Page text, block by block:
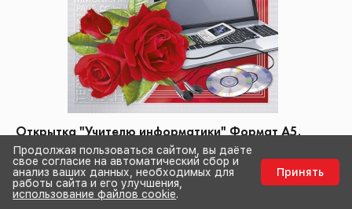
Открытка "Учителю информатики" Формат А5.
Отделка. Текст
50 рублей /1 шт
Тип цены: Розница
Продолжая пользоваться сайтом, вы даёте
свое согласие на автоматический сбор и
анализ ваших данных, необходимых для
работы сайта и его улучшения,
использование файлов cookie.
Принять